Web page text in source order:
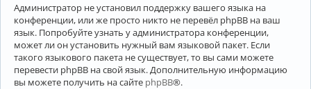
Администратор не установил поддержку вашего языка на
конференции, или же просто никто не перевёл phpBB на ваш
язык. Попробуйте узнать у администратора конференции,
может ли он установить нужный вам языковой пакет. Если
такого языкового пакета не существует, то вы сами можете
перевести phpBB на свой язык. Дополнительную информацию
вы можете получить на сайте phpBB®.